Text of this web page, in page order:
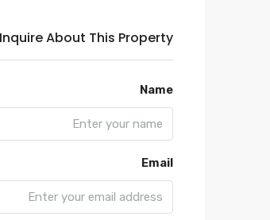
Inquire About This Property
Name
Email